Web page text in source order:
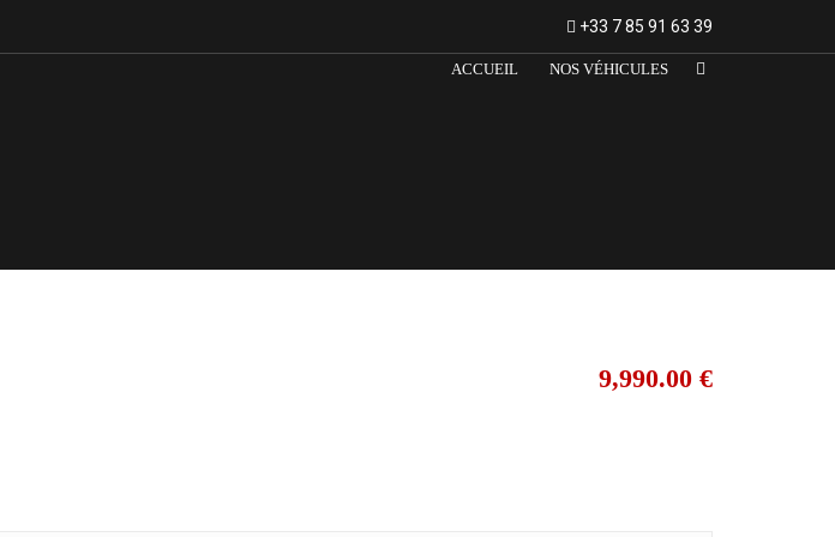
+33 7 85 91 63 39
ACCUEIL NOS VÉHICULES
9,990.00 €